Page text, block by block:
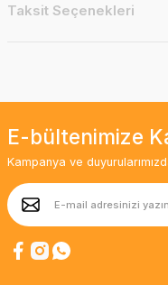
Taksit Seçenekleri
E-bültenimize
Kampanya ve